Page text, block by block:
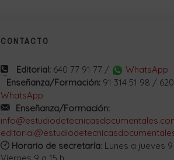
CONTACTO
Editorial: 640 77 91 77 /
WhatsApp
Enseñanza/Formación: 91 314 51 98 /
WhatsApp
Enseñanza/Formación:
Horario de secretaría: Lunes a jueves